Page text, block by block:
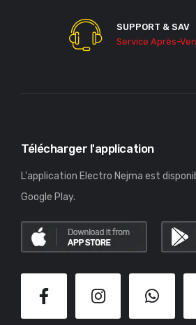
SUPPORT & SAV
Service Après-
Télécharger l'application
L'application Electro Nejma est
Google Play.